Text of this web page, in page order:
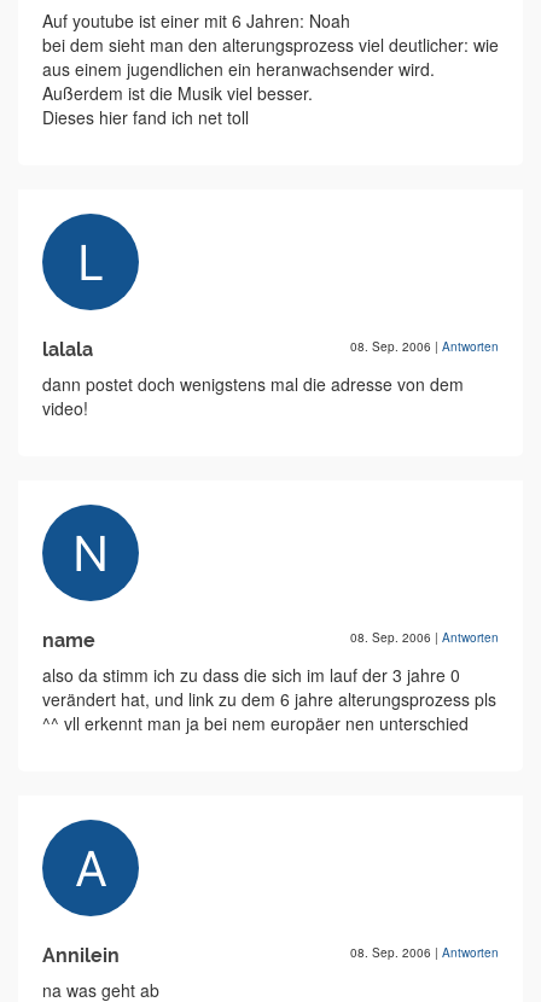
Auf youtube ist einer mit 6 Jahren: Noah
bei dem sieht man den alterungsprozess viel deutlicher: wie
aus einem jugendlichen ein heranwachsender wird.
Außerdem ist die Musik viel besser.
Dieses hier fand ich net toll
lalala 08. Sep. 2006 | Antworten
dann postet doch wenigstens mal die adresse von dem
video!
name 08. Sep. 2006 | Antworten
also da stimm ich zu dass die sich im lauf der 3 jahre 0
verändert hat, und link zu dem 6 jahre alterungsprozess pls
^^ vll erkennt man ja bei nem europäer nen unterschied
Annilein 08. Sep. 2006 | Antworten
na was geht ab